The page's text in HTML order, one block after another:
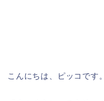
こんにちは、ピッコです。